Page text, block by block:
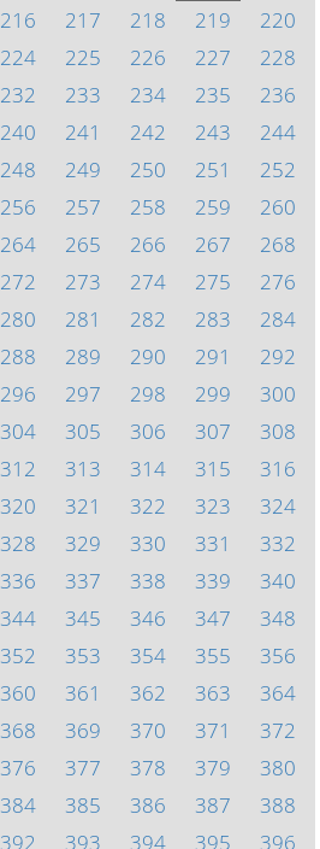
216 217 218 219
220
224 225 226 227
228
232 233 234 235
236
240 241 242 243
244
248 249 250 251
252
256 257 258 259
260
264 265 266 267
268
272 273 274 275
276
280 281 282 283
284
288 289 290 291
292
296 297 298 299
300
304 305 306 307
308
312 313 314 315
316
320 321 322 323
324
328 329 330 331
332
336 337 338 339
340
344 345 346 347
348
352 353 354 355
356
360 361 362 363
364
368 369 370 371
372
376 377 378 379
380
384 385 386 387
388
392 393 394 395 396